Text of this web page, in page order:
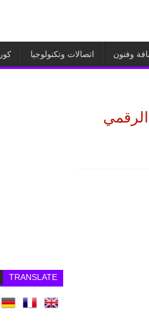
وفنون اتصالات وتكنولوجيا
TRANSLATE